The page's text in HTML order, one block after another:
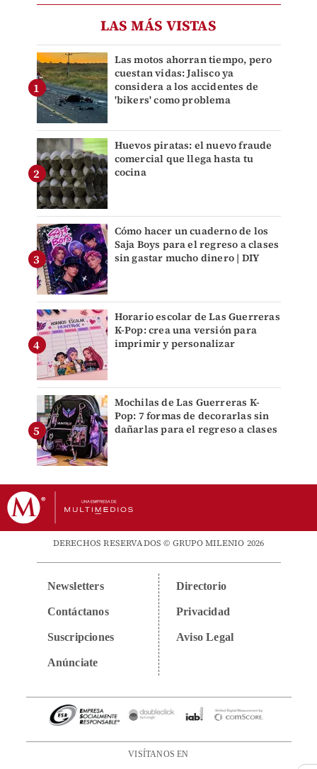
LAS MÁS VISTAS
Las motos ahorran tiempo, pero
cuestan vidas: Jalisco ya
considera a los accidentes de
'bikers' como problema
Huevos piratas: el nuevo fraude
comercial que llega hasta tu
cocina
Cómo hacer un cuaderno de los
Saja Boys para el regreso a clases
sin gastar mucho dinero | DIY
Horario escolar de Las Guerreras
K-Pop: crea una versión para
imprimir y personalizar
Mochilas de Las Guerreras K-
Pop: 7 formas de decorarlas sin
dañarlas para el regreso a clases
DERECHOS RESERVADOS © GRUPO MILENIO 2026
Newsletters
Contáctanos
Suscripciones
Anúnciate
Directorio
Privacidad
Aviso Legal
VISÍTANOS EN